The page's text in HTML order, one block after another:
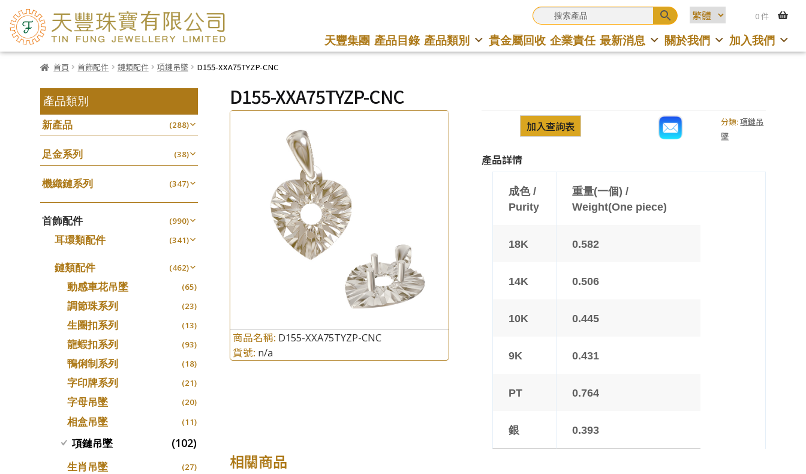
0 件
天豐集團 產品目錄 產品類別 貴金屬回收 企業責任 最新消息 關於我們 加入我們
首頁 首飾配件 鏈類配件 項鏈吊墜 D155-XXA75TYZP-CNC
D155-XXA75TYZP-CNC
×
商品名稱: D155-XXA75TYZP-CNC
貨號: n/a
分類:項鏈吊
墜
加入查詢表
產品詳情
成色 /
Purity
重量(一個) /
Weight(One piece)
18K 0.582
14K 0.506
10K 0.445
9K 0.431
PT 0.764
銀 0.393
相關商品
產品類別
新產品 (288)
足金系列 (38)
機織鏈系列 (347)
珠仔鏈 (25)
镶口链 (61)
管狀網鏈 (11)
十字鏈系列
十字車花鏈系列
十字閃O鏈系列
十字錘打鏈系列
側身車花鏈系列
側身鏈系列
肖邦鏈系列
雙十字鏈系列
水波鏈系列
鏈尾系列
首飾配件 (990)
耳環類配件 (341)
卷迫系列
螺絲迫系列
梅花迫系列
平臺迫系列
綫拍系列
美拍系列
耳針系列
耳環扣系列
耳綫/耳鈎系列
耳環 (71)
鏈類配件 (462)
動感車花吊墜 (65)
調節珠系列 (23)
生圈扣系列 (13)
龍蝦扣系列 (93)
鴨俐制系列 (18)
字印牌系列 (21)
字母吊墜 (20)
相盒吊墜 (11)
項鏈吊墜 (102)
生肖吊墜 (27)